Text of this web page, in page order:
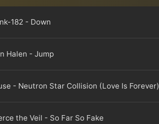
182 - Down
Halen - Jump
- Neutron Star Collision (Love Is Forever)
the Veil - So Far So Fake